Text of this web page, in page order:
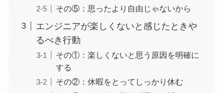
その⑤：思ったより自由じゃないから
エンジニアが楽しくないと感じたときや
るべき行動
その①：楽しくないと思う原因を明確に
する
その②：休暇をとってしっかり休む